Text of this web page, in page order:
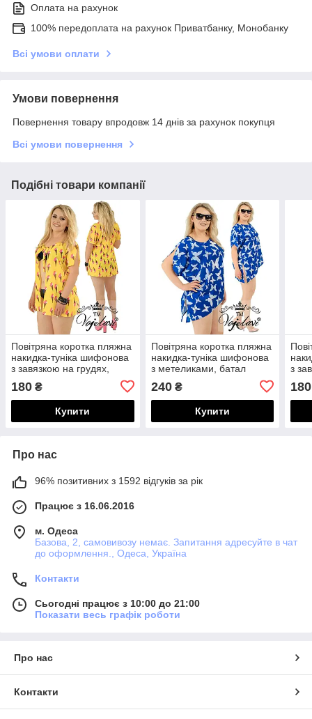
Оплата на рахунок
100% передоплата на рахунок Приватбанку, Монобанку
Всі умови оплати
Умови повернення
Повернення товару впродовж 14 днів за рахунок покупця
Всі умови повернення
Подібні товари компанії
Повітряна коротка пляжна
накидка-туніка шифонова
з завязкою на грудях,
180 ₴
Купити
Повітряна коротка пляжна
накидка-туніка шифонова
з метеликами, батал
240₴
Купити
з
180
Про нас
96% позитивних з 1592 відгуків за рік
Працює з 16.06.2016
м. Одеса
Базова, 2, самовивозу немає. Запитання адресуйте в чат
до оформлення., Одеса, Україна
Контакти
Сьогодні працює з 10:00 до 21:00
Показати весь графік роботи
Про нас
Контакти